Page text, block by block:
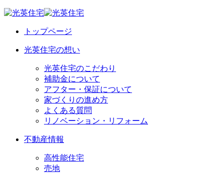
トップページ
光英住宅の想い
光英住宅のこだわり
補助金について
アフター・保証について
家づくりの進め方
よくある質問
リノベーション・リフォーム
不動産情報
高性能住宅
売地